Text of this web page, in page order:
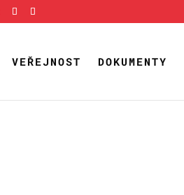
VEŘEJNOST DOKUMENTY